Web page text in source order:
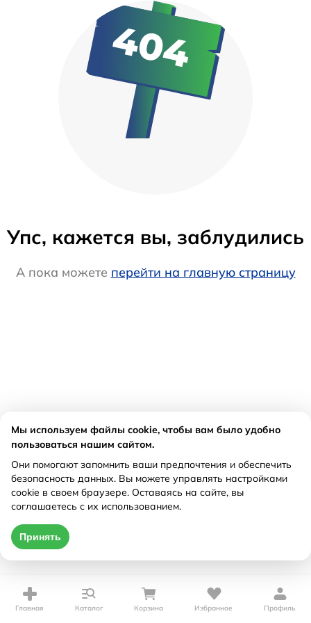
Упс, кажется вы, заблудились
А пока можете перейти на главную страницу
Главная Каталог Корзина Избранное Профиль
Мы используем файлы cookie, чтобы вам было удобно
пользоваться нашим сайтом.
Они помогают запомнить ваши предпочтения и обеспечить
безопасность данных. Вы можете управлять настройками
cookie в своем браузере. Оставаясь на сайте, вы
соглашаетесь с их использованием.
Принять